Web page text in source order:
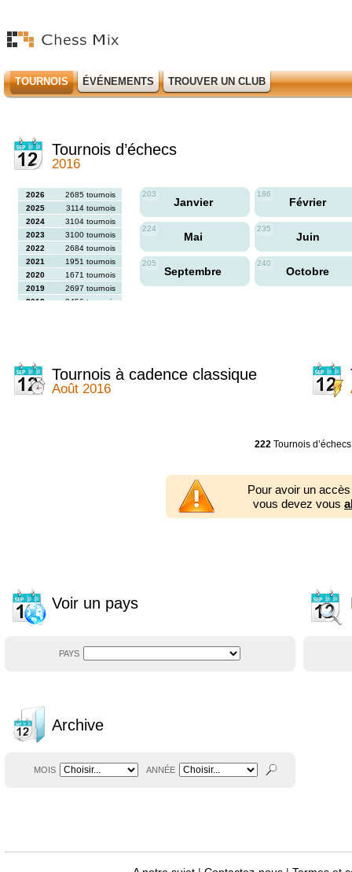
TOURNOIS ÉVÉNEMENTS TROUVER UN CLUB
Tournois d’échecs
2016
2026
2685 tournois
2025
3114 tournois
2024
3104 tournois
2023
3100 tournois
2022
2684 tournois
2021
1951 tournois
2020
1671 tournois
2019
2697 tournois
2018
2456 tournois
2013
2353 tournois
2012
2556 tournois
2011
2671 tournois
203
Janvier
186
Février
224
Mai
235
Juin
205
Septembre
240
Octobre
Tournois à cadence classique
Août 2016
222 Tournois d’échecs
Pour avoir un
vous devez vous
Voir un pays
PAYS
Archive
MOIS ANNÉE